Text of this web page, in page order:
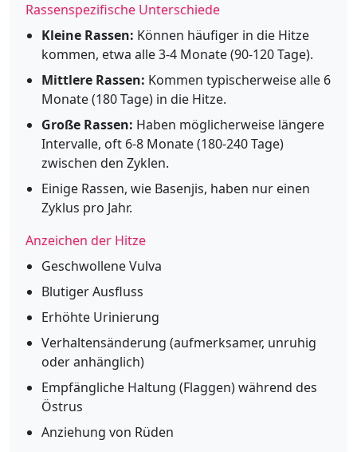
Rassenspezifische Unterschiede
Kleine Rassen: Können häufiger in die Hitze
kommen, etwa alle 3-4 Monate (90-120 Tage).
Mittlere Rassen: Kommen typischerweise alle 6
Monate (180 Tage) in die Hitze.
Große Rassen: Haben möglicherweise längere
Intervalle, oft 6-8 Monate (180-240 Tage)
zwischen den Zyklen.
Einige Rassen, wie Basenjis, haben nur einen
Zyklus pro Jahr.
Anzeichen der Hitze
Geschwollene Vulva
Blutiger Ausfluss
Erhöhte Urinierung
Verhaltensänderung (aufmerksamer, unruhig
oder anhänglich)
Empfängliche Haltung (Flaggen) während des
Östrus
Anziehung von Rüden